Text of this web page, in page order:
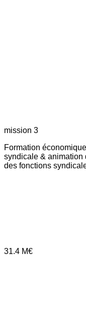
mission 3
Formation
syndicale & animation
des fonctions
31.4 M€